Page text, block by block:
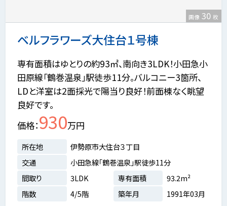
ベルフラワーズ大住台１号棟
画像 30 枚
専有面積はゆとりの約93㎡、南向き3LDK！小田急小
田原線「鶴巻温泉」駅徒歩11分。バルコニー3箇所、
LDと洋室は2面採光で陽当り良好！前面棟なく眺望
良好です。
価格 930万円
所在地
伊勢原市大住台３丁目
交通
小田急線「鶴巻温泉」駅徒歩11分
間取り
3LDK 専有面積
93.2m²
階数
4/5階 築年月 1991年03月